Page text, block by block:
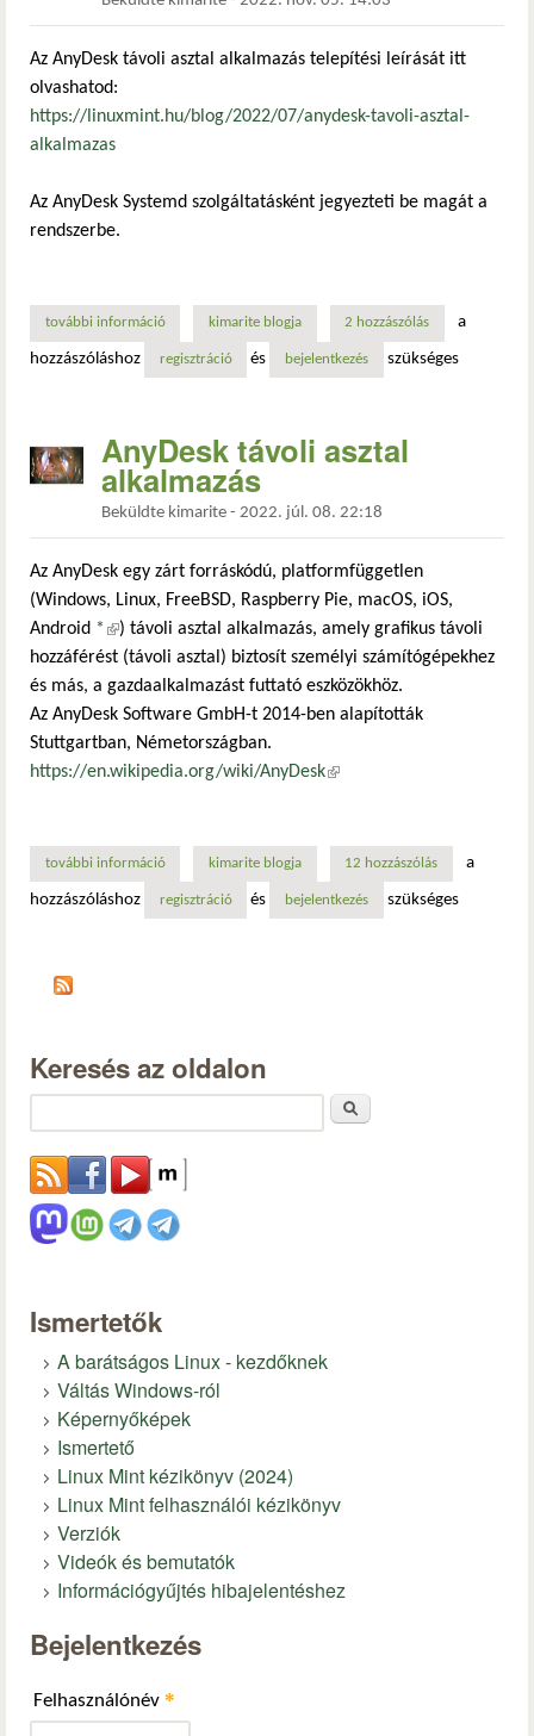
Az AnyDesk távoli asztal alkalmazás telepítési leírását itt
olvashatod:
https://linuxmint.hu/blog/2022/07/anydesk-tavoli-asztal-
alkalmazas
Az AnyDesk Systemd szolgáltatásként jegyezteti be magát a
rendszerbe.
további információanydesk - automatikus indulás kikapcsolása tartalommal
kimarite blogja 2 hozzászólás a
hozzászóláshoz regisztráció és bejelentkezés szükséges
AnyDesk távoli asztal
alkalmazás
Beküldte kimarite - 2022. júl. 08. 22:18
Az AnyDesk egy zárt forráskódú, platformfüggetlen
(Windows, Linux, FreeBSD, Raspberry Pie, macOS, iOS,
Android * (külső hivatkozás)
) távoli asztal alkalmazás, amely grafikus távoli
hozzáférést (távoli asztal) biztosít személyi számítógépekhez
és más, a gazdaalkalmazást futtató eszközökhöz.
Az AnyDesk Software GmbH-t 2014-ben alapították
Stuttgartban, Németországban.
https://en.wikipedia.org/wiki/AnyDesk(külső hivatkozás)
további információanydesk távoli asztal alkalmazás tartalommal
kimarite blogja 12 hozzászólás a
hozzászóláshoz regisztráció és bejelentkezés szükséges
Keresés az oldalon
Ismertetők
A barátságos Linux - kezdőknek
Váltás Windows-ról
Képernyőképek
Ismertető
Linux Mint kézikönyv (2024)
Linux Mint felhasználói kézikönyv
Verziók
Videók és bemutatók
Információgyűjtés hibajelentéshez
Bejelentkezés
Felhasználónév *